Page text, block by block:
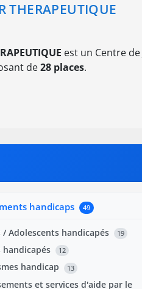
THERAPEUTIQUE
est un Centre
de28 places.
handicaps 49
/ Adolescents handicapés 19
handicapés 12
handicap 13
et services d'aide par le